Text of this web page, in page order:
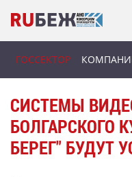
ГОССЕКТОР
СИСТЕМЫ
БОЛГАРСКОГО
БЕРЕГ" БУДУТ